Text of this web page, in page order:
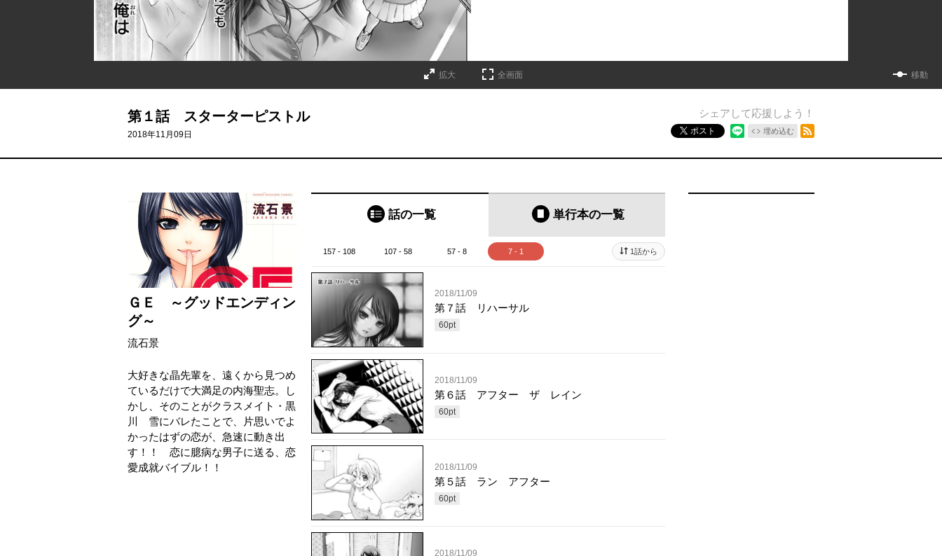
拡大 全画面 移動
第１話 スターターピストル
2018年11月09日
シェアして応援しよう！
ポスト 埋め込む
ＧＥ ～グッドエンディン
グ～
流石景
大好きな晶先輩を、遠くから見つめ
ているだけで大満足の内海聖志。し
かし、そのことがクラスメイト・黒
川 雪にバレたことで、片思いでよ
かったはずの恋が、急速に動き出
す！！ 恋に臆病な男子に送る、恋
愛成就バイブル！！
話の一覧 単行本の一覧
157 - 108 107 - 58 57 - 8 7 - 1 1話から
2018/11/09
第７話 リハーサル
60pt
2018/11/09
第６話 アフター ザ レイン
60pt
2018/11/09
第５話 ラン アフター
60pt
2018/11/09